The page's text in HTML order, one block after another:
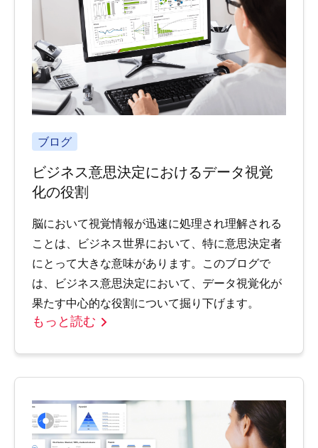
ブログ
ビジネス意思決定におけるデータ視覚
化の役割
脳において視覚情報が迅速に処理され理解される
ことは、ビジネス世界において、特に意思決定者
にとって大きな意味があります。このブログで
は、ビジネス意思決定において、データ視覚化が
果たす中心的な役割について掘り下げます。
もっと読む